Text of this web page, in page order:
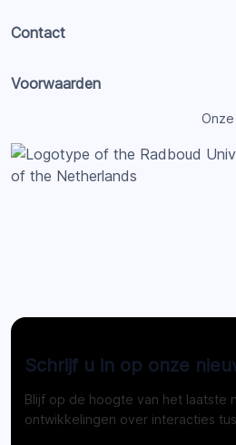
Contact
Voorwaarden
Schrijf u in op onze
Blijf op de hoogte van het laatste
ontwikkelingen over interacties